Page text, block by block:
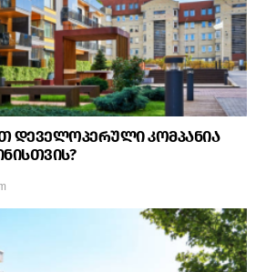
დეველოპერული კომპანია